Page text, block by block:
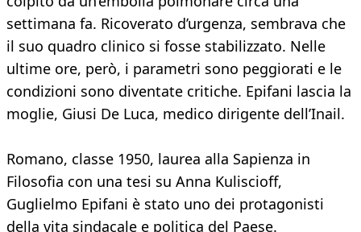
settimana fa. Ricoverato d’urgenza, sembrava che
il suo quadro clinico si fosse stabilizzato. Nelle
ultime ore, però, i parametri sono peggiorati e le
condizioni sono diventate critiche. Epifani lascia la
moglie, Giusi De Luca, medico dirigente dell’Inail.
Romano, classe 1950, laurea alla Sapienza in
Filosofia con una tesi su Anna Kuliscioff,
Guglielmo Epifani è stato uno dei protagonisti
della vita sindacale e politica del Paese.